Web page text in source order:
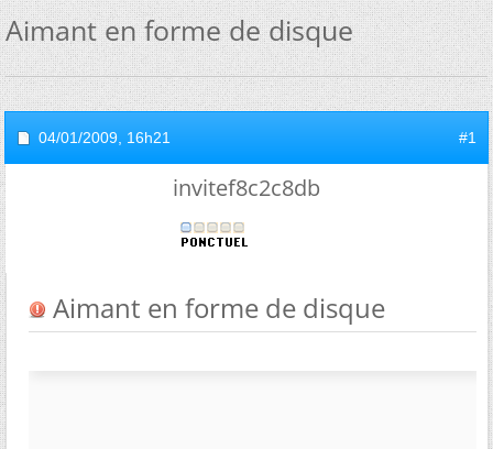
Aimant en forme de disque
04/01/2009, 16h21 #1
invitef8c2c8db
Aimant en forme de disque